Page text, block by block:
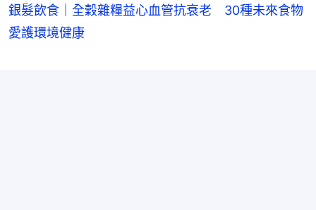
銀髮飲食｜全穀雜糧益心血管抗衰老 30種未來食物
愛護環境健康